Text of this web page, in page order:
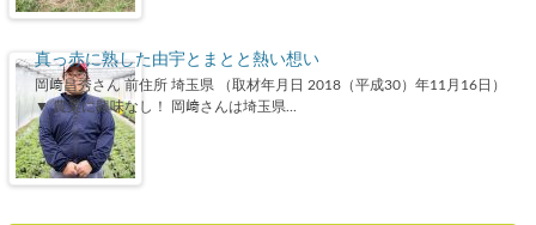
真っ赤に熟した由宇とまとと熱い想い
岡﨑昌秀さん 前住所 埼玉県 （取材年月日 2018（平成30）年11月16日）
▼ 農業に興味なし！ 岡﨑さんは埼玉県...